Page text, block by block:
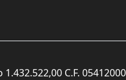
C.F.